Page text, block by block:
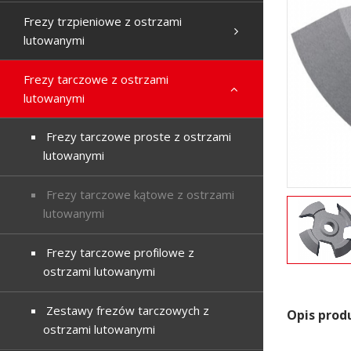
Frezy trzpieniowe z ostrzami
lutowanymi
Frezy tarczowe z ostrzami
lutowanymi
Frezy tarczowe proste z ostrzami
lutowanymi
Frezy tarczowe kątowe z ostrzami
lutowanymi
Frezy tarczowe profilowe z
ostrzami lutowanymi
Zestawy frezów tarczowych z
ostrzami lutowanymi
Opis